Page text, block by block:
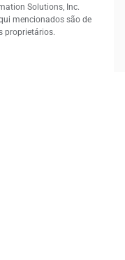
Solutions, Inc.
mencionados são de
proprietários.